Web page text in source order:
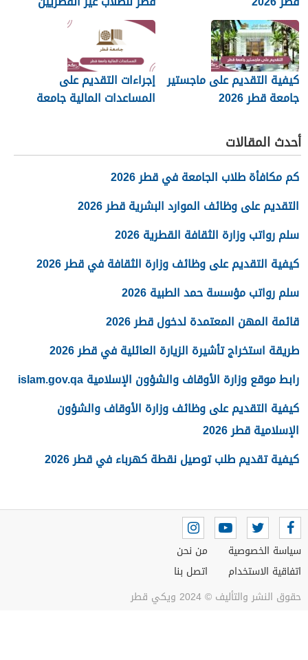
2026
كيفية التقديم على ماجستير
جامعة قطر 2026
إجراءات التقديم على
المساعدات المالية جامعة
أحدث المقالات
كم مكافأة طلاب الجامعة في قطر 2026
التقديم على وظائف الموارد البشرية قطر 2026
سلم رواتب وزارة الثقافة القطرية 2026
كيفية التقديم على وظائف وزارة الثقافة في قطر 2026
سلم رواتب مؤسسة حمد الطبية 2026
قائمة المهن المعتمدة لدخول قطر 2026
طريقة استخراج تأشيرة الزيارة العائلية في قطر 2026
رابط موقع وزارة الأوقاف والشؤون الإسلامية islam.gov.qa
كيفية التقديم على وظائف وزارة الأوقاف والشؤون
الإسلامية قطر 2026
كيفية تقديم طلب توصيل نقطة كهرباء في قطر 2026
سياسة الخصوصية
اتفاقية الاستخدام
من نحن
اتصل بنا
حقوق النشر والتأليف © 2024 ويكي قطر